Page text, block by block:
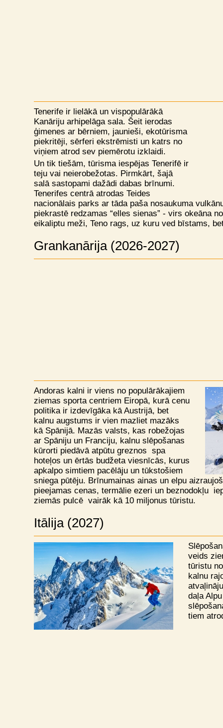
Tenerife ir lielākā un vispopulārākā
Kanāriju arhipelāga sala. Šeit ierodas
ģimenes ar bērniem, jaunieši, ekotūrisma
piekritēji, sērferi ekstrēmisti un katrs no
viņiem atrod sev piemērotu izklaidi.
Un tik tiešām, tūrisma iespējas Tenerifē ir
teju vai neierobežotas. Pirmkārt, šajā
salā sastopami dažādi dabas brīnumi.
Tenerifes centrā atrodas Teides
nacionālais parks ar tāda paša nosaukuma
piekrastē redzamas “elles sienas” - virs okeāna
eikaliptu meži, Teno rags, uz kuru ved bīstams,
Grankanārija (2026-2027)
Andoras kalni ir viens no populārākajiem
ziemas sporta centriem Eiropā, kurā cenu
politika ir izdevīgāka kā Austrijā, bet
kalnu augstums ir vien mazliet mazāks
kā Spānijā. Mazās valsts, kas robežojas
ar Spāniju un Franciju, kalnu slēpošanas
kūrorti piedāvā atpūtu greznos spa
hoteļos un ērtās budžeta viesnīcās, kurus
apkalpo simtiem pacēlāju un tūkstošiem
sniega pūtēju. Brīnumainas ainas un elpu
pieejamas cenas, termālie ezeri un beznodokļu
ziemās pulcē vairāk kā 10 miljonus tūristu.
Itālija (2027)
veids
tūristu
kalnu
daļa
tiem